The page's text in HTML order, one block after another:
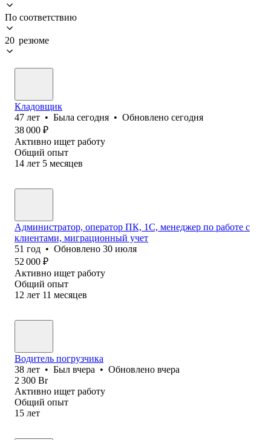
По соответствию
20 резюме
Кладовщик
47 лет • Была сегодня • Обновлено сегодня
38 000 ₽
Активно ищет работу
Общий опыт
14 лет 5 месяцев
Администратор, оператор ПК, 1С, менеджер по работе с
клиентами, миграционный учет
51 год • Обновлено 30 июля
52 000 ₽
Активно ищет работу
Общий опыт
12 лет 11 месяцев
Водитель погрузчика
38 лет • Был вчера • Обновлено вчера
2 300 Br
Активно ищет работу
Общий опыт
15 лет